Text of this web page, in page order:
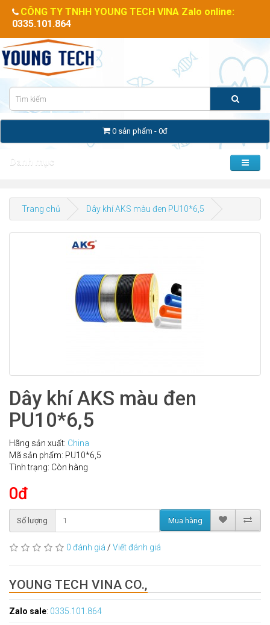
CÔNG TY TNHH YOUNG TECH VINA Zalo online:
0335.101.864
0 sản phẩm - 0đ
Danh mục
Trang chủ Dây khí AKS màu đen PU10*6,5
Dây khí AKS màu đen
PU10*6,5
Hãng sản xuất: China
Mã sản phẩm: PU10*6,5
Tình trạng: Còn hàng
0đ
Số lượng Mua hàng
0 đánh giá / Viết đánh giá
YOUNG TECH VINA CO.,
Zalo sale: 0335.101.864